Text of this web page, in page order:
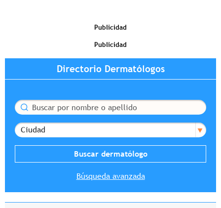
Publicidad
Publicidad
Directorio Dermatólogos
Buscar
Ciudad
Búsqueda avanzada